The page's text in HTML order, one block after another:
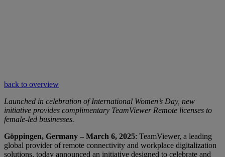
back to overview
Launched in celebration of International Women’s Day, new
initiative provides complimentary TeamViewer Remote licenses to
female-led businesses.
Göppingen, Germany – March 6, 2025: TeamViewer, a leading
global provider of remote connectivity and workplace digitalization
solutions, today announced an initiative designed to celebrate and